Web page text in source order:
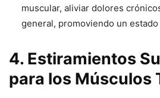
muscular, aliviar dolores
general, promoviendo un
4. Estiramientos
para los Músculos